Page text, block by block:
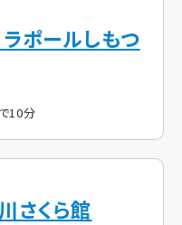
ポールしもつ
10分
さくら館